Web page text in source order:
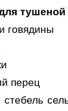
говядины
перец
стебель